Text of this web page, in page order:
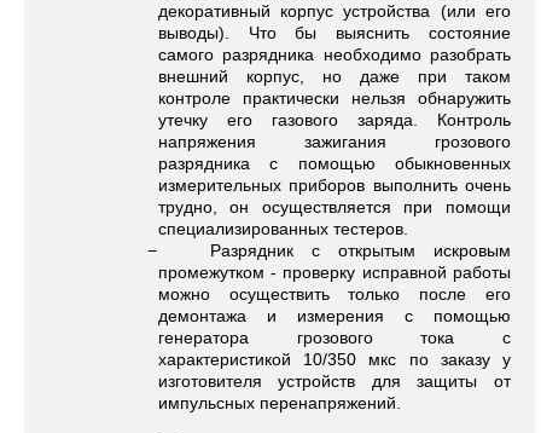
декоративный корпус устройства (или его
выводы). Что бы выяснить состояние
самого разрядника необходимо разобрать
внешний корпус, но даже при таком
контроле практически нельзя обнаружить
утечку его газового заряда. Контроль
напряжения зажигания грозового
разрядника с помощью обыкновенных
измерительных приборов выполнить очень
трудно, он осуществляется при помощи
специализированных тестеров.
− Разрядник с открытым искровым
промежутком - проверку исправной работы
можно осуществить только после его
демонтажа и измерения с помощью
генератора грозового тока с
характеристикой 10/350 мкс по заказу у
изготовителя устройств для защиты от
импульсных перенапряжений.